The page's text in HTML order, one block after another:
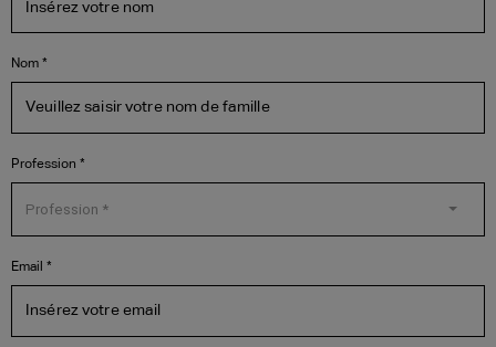
Nom *
Profession *
Profession *
Email *